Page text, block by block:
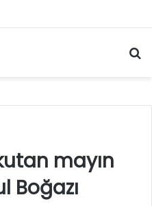
Hedef “Siber Vatan”
mayın
Boğazı